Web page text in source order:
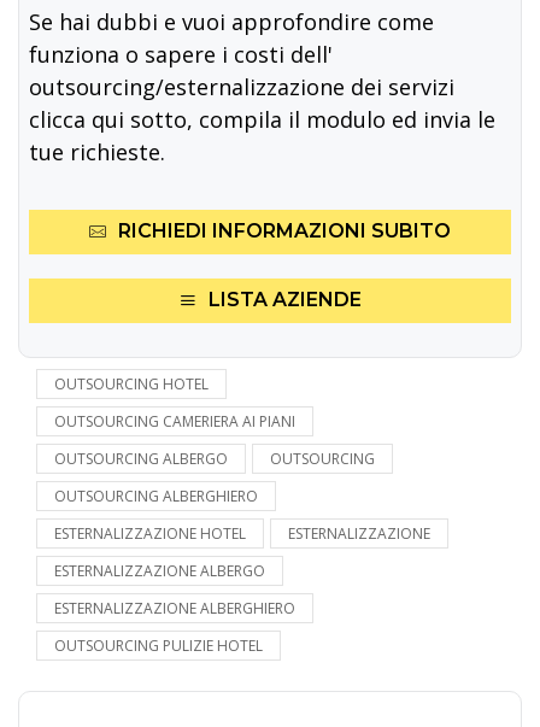
Se hai dubbi e vuoi approfondire come
funziona o sapere i costi dell'
outsourcing/esternalizzazione dei servizi
clicca qui sotto, compila il modulo ed invia le
tue richieste.
RICHIEDI INFORMAZIONI SUBITO
LISTA AZIENDE
OUTSOURCING HOTEL
OUTSOURCING CAMERIERA AI PIANI
OUTSOURCING ALBERGO
OUTSOURCING
OUTSOURCING ALBERGHIERO
ESTERNALIZZAZIONE HOTEL
ESTERNALIZZAZIONE
ESTERNALIZZAZIONE ALBERGO
ESTERNALIZZAZIONE ALBERGHIERO
OUTSOURCING PULIZIE HOTEL